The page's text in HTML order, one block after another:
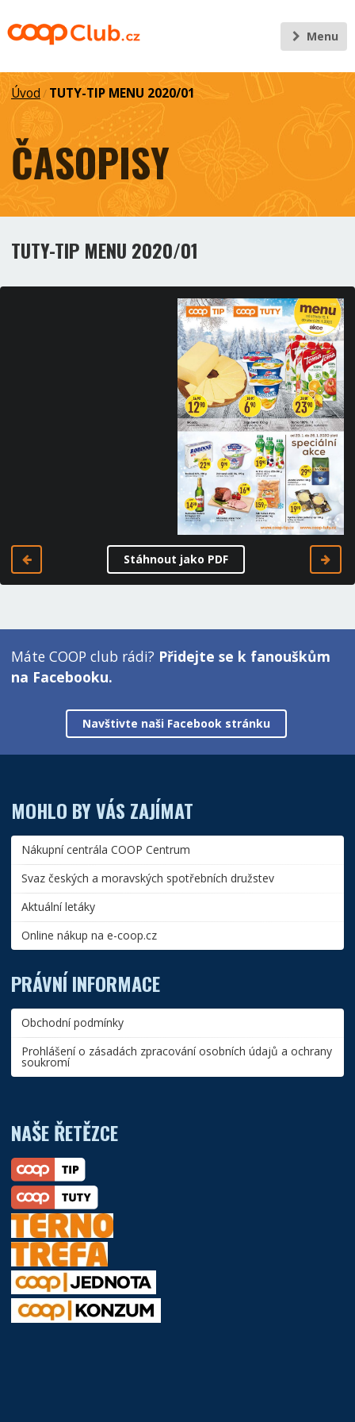
Menu
Úvod / TUTY-TIP MENU 2020/01
ČASOPISY
TUTY-TIP MENU 2020/01
Stáhnout jako PDF
Máte COOP club rádi? Přidejte se k fanouškům
na Facebooku.
Navštivte naši Facebook stránku
MOHLO BY VÁS ZAJÍMAT
Nákupní centrála COOP Centrum
Svaz českých a moravských spotřebních družstev
Aktuální letáky
Online nákup na e-coop.cz
PRÁVNÍ INFORMACE
Obchodní podmínky
Prohlášení o zásadách zpracování osobních údajů a ochrany
soukromí
NAŠE ŘETĚZCE